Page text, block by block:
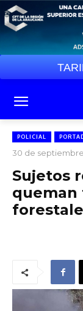
POLICIAL
30 de
Sujetos
queman